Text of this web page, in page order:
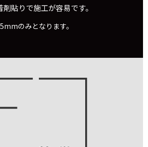
貼りで施工が容易です。
のみとなります。